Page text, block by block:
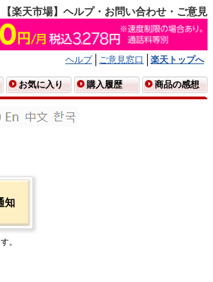
【楽天市場】ヘルプ・お問い合わせ・ご意見
ヘルプ ご意見窓口
楽天トップへ
お気に入り 購入履歴 商品の感想
知
。